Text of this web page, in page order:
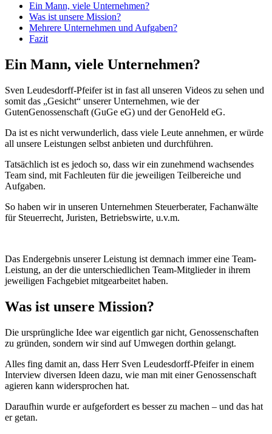
Ein Mann, viele Unternehmen?
Was ist unsere Mission?
Mehrere Unternehmen und Aufgaben?
Fazit
Ein Mann, viele Unternehmen?
Sven Leudesdorff-Pfeifer ist in fast all unseren Videos zu sehen und
somit das „Gesicht“ unserer Unternehmen, wie der
GutenGenossenschaft (GuGe eG) und der GenoHeld eG.
Da ist es nicht verwunderlich, dass viele Leute annehmen, er würde
all unsere Leistungen selbst anbieten und durchführen.
Tatsächlich ist es jedoch so, dass wir ein zunehmend wachsendes
Team sind, mit Fachleuten für die jeweiligen Teilbereiche und
Aufgaben.
So haben wir in unseren Unternehmen Steuerberater, Fachanwälte
für Steuerrecht, Juristen, Betriebswirte, u.v.m.
Das Endergebnis unserer Leistung ist demnach immer eine Team-
Leistung, an der die unterschiedlichen Team-Mitglieder in ihrem
jeweiligen Fachgebiet mitgearbeitet haben.
Was ist unsere Mission?
Die ursprüngliche Idee war eigentlich gar nicht, Genossenschaften
zu gründen, sondern wir sind auf Umwegen dorthin gelangt.
Alles fing damit an, dass Herr Sven Leudesdorff-Pfeifer in einem
Interview diversen Ideen dazu, wie man mit einer Genossenschaft
agieren kann widersprochen hat.
Daraufhin wurde er aufgefordert es besser zu machen – und das hat
er getan.